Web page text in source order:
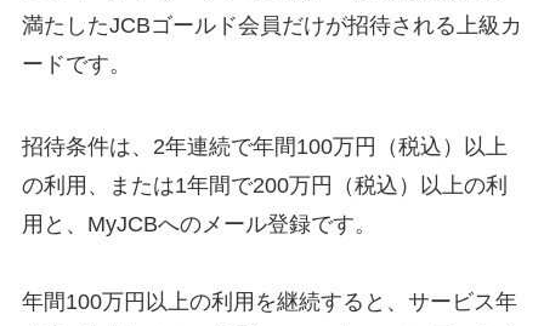
満たしたJCBゴールド会員だけが招待される上級カ
ードです。
招待条件は、2年連続で年間100万円（税込）以上
の利用、または1年間で200万円（税込）以上の利
用と、MyJCBへのメール登録です。
年間100万円以上の利用を継続すると、サービス年